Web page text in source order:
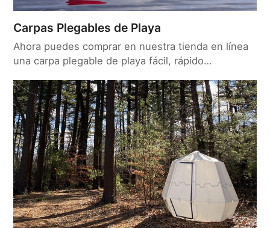
Carpas Plegables de Playa
Ahora puedes comprar en nuestra tienda en línea
una carpa plegable de playa fácil, rápido…